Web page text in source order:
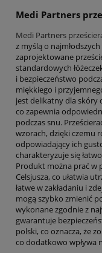
Medi Partners
Medi Partners
z myślą o
zaprojektowane
standardowych
i bezpieczeństwo
miękkiego i
jest delikatny dla skóry
co zapewnia
podczas snu.
wzorach, dzięki czemu
odpowiadający ich
charakteryzuje się
Produkt można prać w
Celsjusza, co ułatwia
łatwe w zakładaniu i
mogą szybko zmienić
wykonane zgodnie z
gwarantuje
polski, co oznacza, że
co dodatkowo wpływa